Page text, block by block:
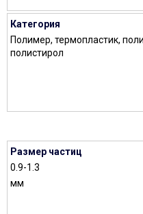
Категория
Полимер, термопластик,
полистирол
Размер частиц
0.9-1.3
мм